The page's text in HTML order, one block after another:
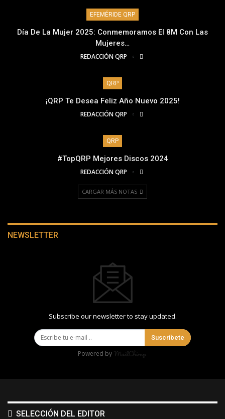
EFEMÉRIDE QRP
Día De La Mujer 2025: Conmemoramos El 8M Con Las
Mujeres…
REDACCIÓN QRP
QRP
¡QRP Te Desea Feliz Año Nuevo 2025!
REDACCIÓN QRP
QRP
#TopQRP Mejores Discos 2024
REDACCIÓN QRP
CARGAR MÁS NOTAS
NEWSLETTER
Subscribe our newsletter to stay updated.
Suscríbete
Powered by
SELECCIÓN DEL EDITOR